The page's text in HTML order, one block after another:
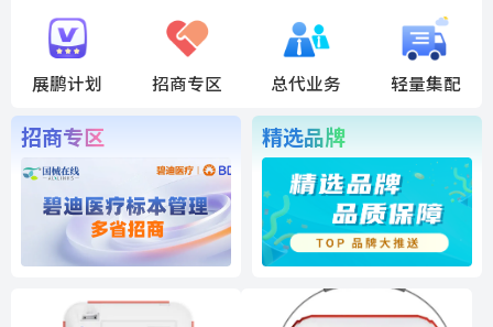
展鹏计划 招商专区 总代业务 轻量集配
招商专区 精选品牌